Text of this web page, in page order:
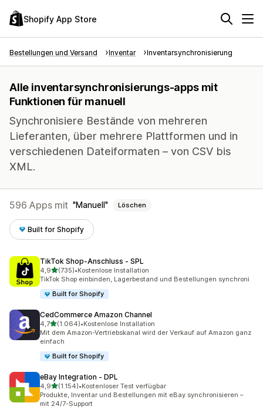
Shopify App Store
Bestellungen und Versand Inventar Inventarsynchronisierung
Alle inventarsynchronisierungs-apps mit
Funktionen für manuell
Synchronisiere Bestände von mehreren
Lieferanten, über mehrere Plattformen und in
verschiedenen Dateiformaten – von CSV bis
XML.
596 Apps mit Manuell Löschen
Built for Shopify
TikTok Shop‑Anschluss ‑ SPL
4,9von 5 Sternen
(735)
735 Rezensionen insgesamt
•Kostenlose Installation
TikTok Shop einbinden, Lagerbestand und Bestellungen synchroni
Built for Shopify
CedCommerce Amazon Channel
4,7von 5 Sternen
(1.064)
1064 Rezensionen insgesamt
•Kostenlose Installation
Mit dem Amazon-Vertriebskanal wird der Verkauf auf Amazon ganz
einfach
Built for Shopify
eBay Integration ‑ DPL
4,9von 5 Sternen
(1.154)
1154 Rezensionen insgesamt
•Kostenloser Test verfügbar
Produkte, Inventar und Bestellungen mit eBay synchronisieren –
mit 24/7-Support